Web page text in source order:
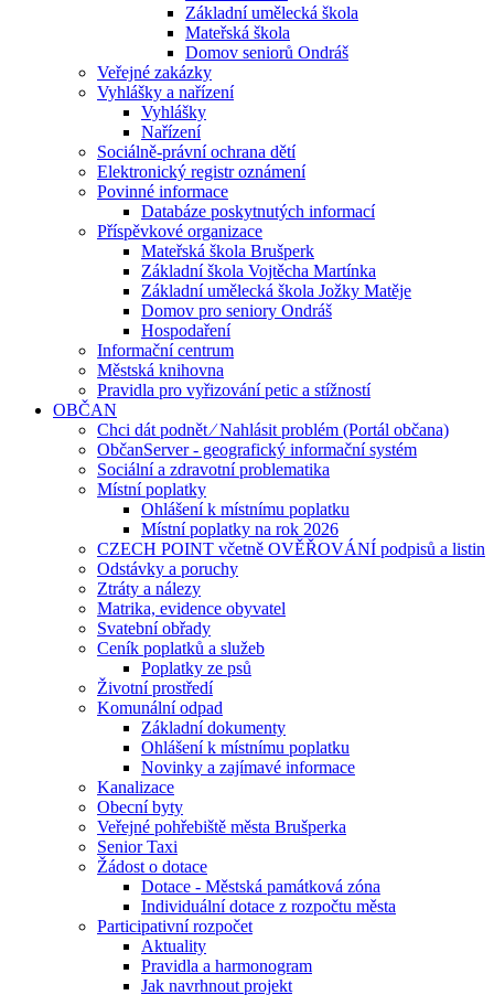
Základní umělecká škola
Mateřská škola
Domov seniorů Ondráš
Veřejné zakázky
Vyhlášky a nařízení
Vyhlášky
Nařízení
Sociálně-právní ochrana dětí
Elektronický registr oznámení
Povinné informace
Databáze poskytnutých informací
Příspěvkové organizace
Mateřská škola Brušperk
Základní škola Vojtěcha Martínka
Základní umělecká škola Jožky Matěje
Domov pro seniory Ondráš
Hospodaření
Informační centrum
Městská knihovna
Pravidla pro vyřizování petic a stížností
OBČAN
Chci dát podnět ⁄ Nahlásit problém (Portál občana)
ObčanServer - geografický informační systém
Sociální a zdravotní problematika
Místní poplatky
Ohlášení k místnímu poplatku
Místní poplatky na rok 2026
CZECH POINT včetně OVĚŘOVÁNÍ podpisů a listin
Odstávky a poruchy
Ztráty a nálezy
Matrika, evidence obyvatel
Svatební obřady
Ceník poplatků a služeb
Poplatky ze psů
Životní prostředí
Komunální odpad
Základní dokumenty
Ohlášení k místnímu poplatku
Novinky a zajímavé informace
Kanalizace
Obecní byty
Veřejné pohřebiště města Brušperka
Senior Taxi
Žádost o dotace
Dotace - Městská památková zóna
Individuální dotace z rozpočtu města
Participativní rozpočet
Aktuality
Pravidla a harmonogram
Jak navrhnout projekt